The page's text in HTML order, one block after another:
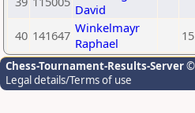
David
40 141647 Winkelmayr
Raphael
Chess-Tournament-Results-Server©
Legal details/Terms of use